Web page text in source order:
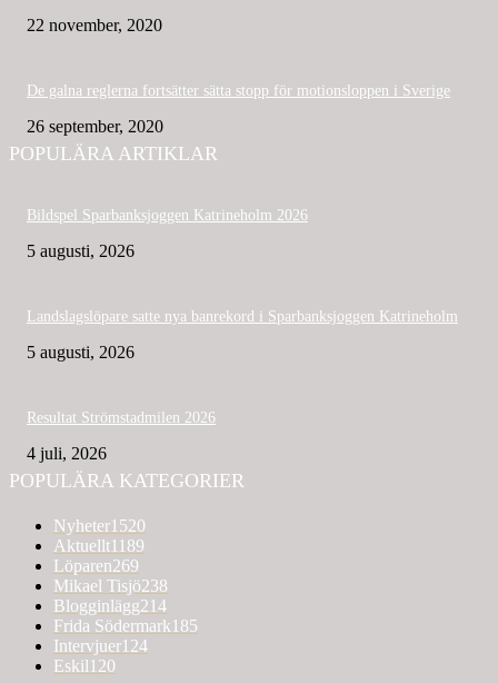
22 november, 2020
De galna reglerna fortsätter sätta stopp för motionsloppen i Sverige
26 september, 2020
POPULÄRA ARTIKLAR
Bildspel Sparbanksjoggen Katrineholm 2026
5 augusti, 2026
Landslagslöpare satte nya banrekord i Sparbanksjoggen Katrineholm
5 augusti, 2026
Resultat Strömstadmilen 2026
4 juli, 2026
POPULÄRA KATEGORIER
Nyheter1520
Aktuellt1189
Löparen269
Mikael Tisjö238
Blogginlägg214
Frida Södermark185
Intervjuer124
Eskil120